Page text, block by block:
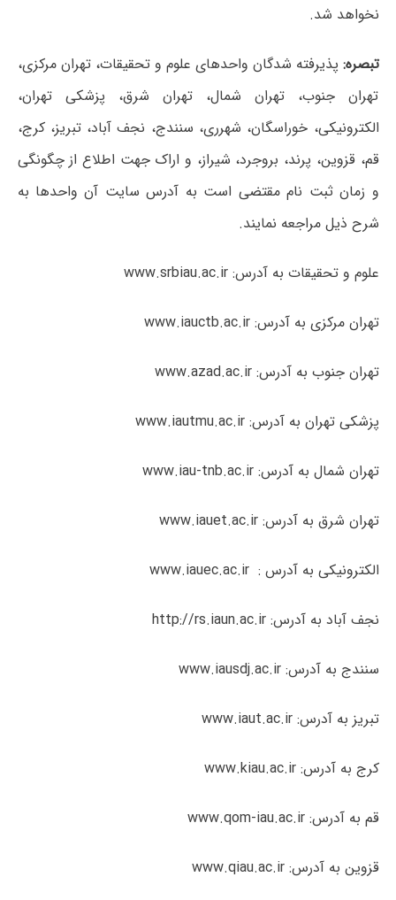
نخواهد شد.
تبصره: پذیرفته شدگان واحدهای علوم و تحقیقات، تهران مرکزی،
تهران جنوب، تهران شمال، تهران شرق، پزشکی تهران،
الکترونیکی، خوراسگان، شهرری، سنندج، نجف آباد، تبریز، کرج،
قم، قزوین، پرند، بروجرد، شیراز، و اراک جهت اطلاع از چگونگی
و زمان ثبت نام مقتضی است به آدرس سایت آن واحدها به
شرح ذیل مراجعه نمایند.
علوم و تحقیقات به آدرس: www.srbiau.ac.ir
تهران مرکزی به آدرس: www.iauctb.ac.ir
تهران جنوب به آدرس: www.azad.ac.ir
پزشکی تهران به آدرس: www.iautmu.ac.ir
تهران شمال به آدرس: www.iau-tnb.ac.ir
تهران شرق به آدرس: www.iauet.ac.ir
الکترونیکی به آدرس : www.iauec.ac.ir
نجف آباد به آدرس: http://rs.iaun.ac.ir
سنندج به آدرس: www.iausdj.ac.ir
تبریز به آدرس: www.iaut.ac.ir
کرج به آدرس: www.kiau.ac.ir
قم به آدرس: www.qom-iau.ac.ir
قزوین به آدرس: www.qiau.ac.ir